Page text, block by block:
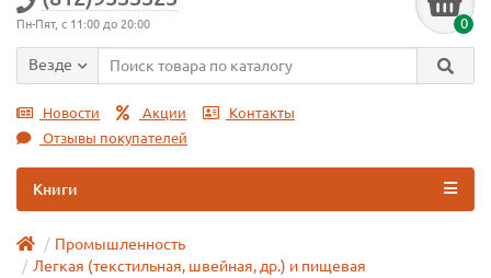
Пн-Пят, с 11:00 до 20:00 0
Везде
Новости Акции
Контакты
Отзывы покупателей
Книги
Промышленность
Легкая (текстильная, швейная, др.) и пищевая